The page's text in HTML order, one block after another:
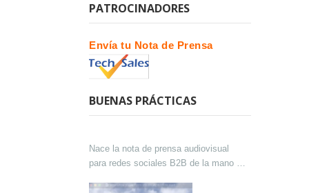
PATROCINADORES
Envía tu Nota de Prensa
BUENAS PRÁCTICAS
Nace la nota de prensa audiovisual
para redes sociales B2B de la mano de